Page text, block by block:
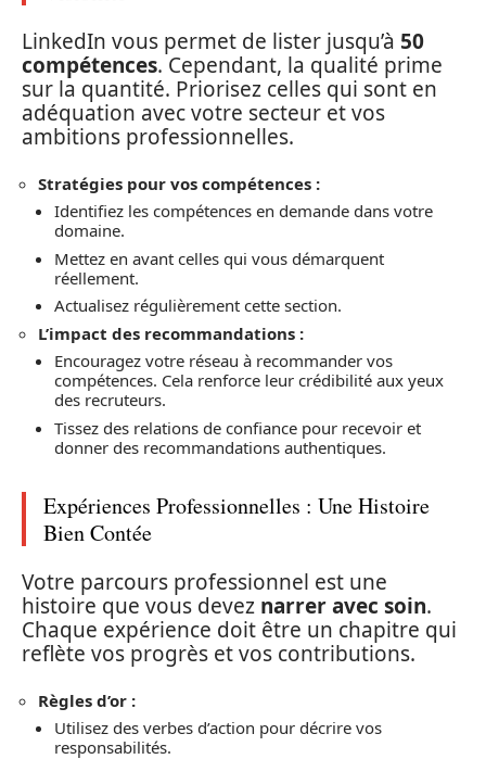
LinkedIn vous permet de lister jusqu’à 50
compétences. Cependant, la qualité prime
sur la quantité. Priorisez celles qui sont en
adéquation avec votre secteur et vos
ambitions professionnelles.
Stratégies pour vos compétences :
Identifiez les compétences en demande dans votre
domaine.
Mettez en avant celles qui vous démarquent
réellement.
Actualisez régulièrement cette section.
L’impact des recommandations :
Encouragez votre réseau à recommander vos
compétences. Cela renforce leur crédibilité aux yeux
des recruteurs.
Tissez des relations de confiance pour recevoir et
donner des recommandations authentiques.
Expériences Professionnelles : Une Histoire
Bien Contée
Votre parcours professionnel est une
histoire que vous devez narrer avec soin.
Chaque expérience doit être un chapitre qui
reflète vos progrès et vos contributions.
Règles d’or :
Utilisez des verbes d’action pour décrire vos
responsabilités.